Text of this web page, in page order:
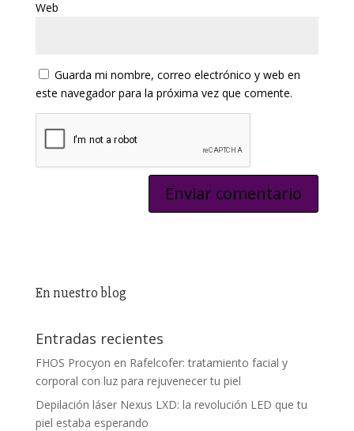
Web
Guarda mi nombre, correo electrónico y web en
este navegador para la próxima vez que comente.
En nuestro blog
Entradas recientes
FHOS Procyon en Rafelcofer: tratamiento facial y
corporal con luz para rejuvenecer tu piel
Depilación láser Nexus LXD: la revolución LED que tu
piel estaba esperando